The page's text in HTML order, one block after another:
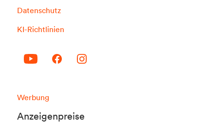
Datenschutz
KI-Richtlinien
Werbung
Anzeigenpreise